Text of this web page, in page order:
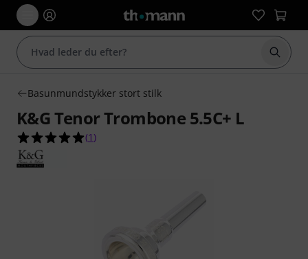
Start
Basunmundstykker stort stilk
K&G Tenor Trombone 5.5C+ L
5.0 ud af 5 stjerner fra 1 kundebedømmelser
(1 )